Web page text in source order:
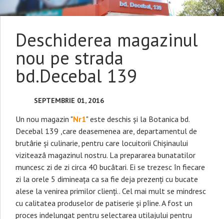
Deschiderea magazinul
nou pe strada
bd.Decebal 139
SEPTEMBRIE 01, 2016
Un nou magazin "Nr1" este deschis și la Botanica bd.
Decebal 139 ,care deasemenea are, departamentul de
brutârie și culinarie, pentru care locuitorii Chișinaului
viziteazâ magazinul nostru. La prepararea bunatatilor
muncesc zi de zi circa 40 bucâtari. Ei se trezesc în fiecare
zi la orele 5 dimineața ca sa fie deja prezenți cu bucate
alese la venirea primilor clienți.. Cel mai mult se mindresc
cu calitatea produselor de patiserie și pîine. A fost un
proces indelungat pentru selectarea utilajului pentru